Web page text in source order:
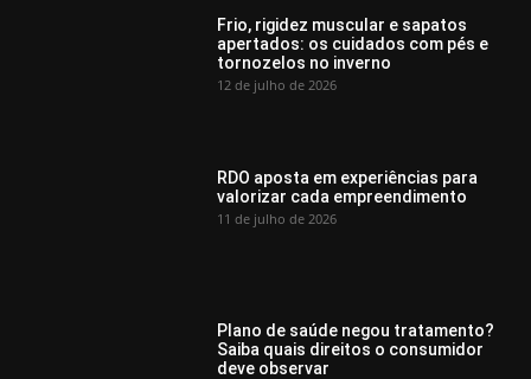
Frio, rigidez muscular e sapatos
apertados: os cuidados com pés e
tornozelos no inverno
12 de julho de 2026
RDO aposta em experiências para
valorizar cada empreendimento
11 de julho de 2026
Plano de saúde negou tratamento?
Saiba quais direitos o consumidor
deve observar